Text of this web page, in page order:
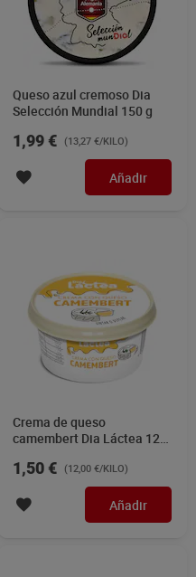
Queso azul cremoso Dia
Selección Mundial 150 g
1,99 € (13,27 €/KILO)
Añadir
Crema de queso
camembert Dia Láctea 125
1,50 € (12,00 €/KILO)
Añadir